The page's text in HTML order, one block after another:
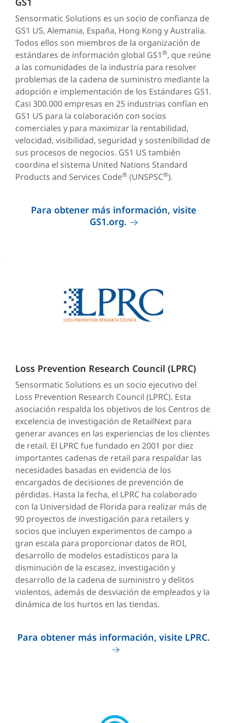
Sensormatic Solutions es un socio de confianza de
GS1 US, Alemania, España, Hong Kong y Australia.
Todos ellos son miembros de la organización de
estándares de información global GS1®, que reúne
a las comunidades de la industria para resolver
problemas de la cadena de suministro mediante la
adopción e implementación de los Estándares GS1.
Casi 300.000 empresas en 25 industrias confían en
GS1 US para la colaboración con socios
comerciales y para maximizar la rentabilidad,
velocidad, visibilidad, seguridad y sostenibilidad de
sus procesos de negocios. GS1 US también
coordina el sistema United Nations Standard
Products and Services Code® (UNSPSC®).
Para obtener más información, visite
GS1.org.
Loss Prevention Research Council (LPRC)
Sensormatic Solutions es un socio ejecutivo del
Loss Prevention Research Council (LPRC). Esta
asociación respalda los objetivos de los Centros de
excelencia de investigación de RetailNext para
generar avances en las experiencias de los clientes
de retail. El LPRC fue fundado en 2001 por diez
importantes cadenas de retail para respaldar las
necesidades basadas en evidencia de los
encargados de decisiones de prevención de
pérdidas. Hasta la fecha, el LPRC ha colaborado
con la Universidad de Florida para realizar más de
90 proyectos de investigación para retailers y
socios que incluyen experimentos de campo a
gran escala para proporcionar datos de ROI,
desarrollo de modelos estadísticos para la
disminución de la escasez, investigación y
desarrollo de la cadena de suministro y delitos
violentos, además de desviación de empleados y la
dinámica de los hurtos en las tiendas.
Para obtener más información, visite LPRC.